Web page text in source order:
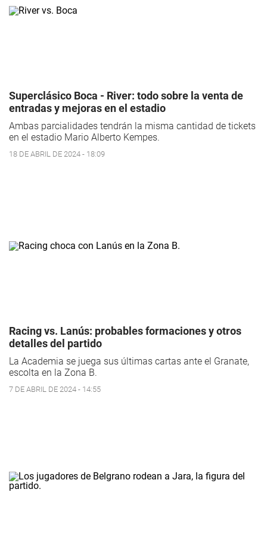
Superclásico Boca - River: todo sobre la venta de
entradas y mejoras en el estadio
Ambas parcialidades tendrán la misma cantidad de tickets
en el estadio Mario Alberto Kempes.
18 DE ABRIL DE 2024 - 18:09
Racing vs. Lanús: probables formaciones y otros
detalles del partido
La Academia se juega sus últimas cartas ante el Granate,
escolta en la Zona B.
7 DE ABRIL DE 2024 - 14:55